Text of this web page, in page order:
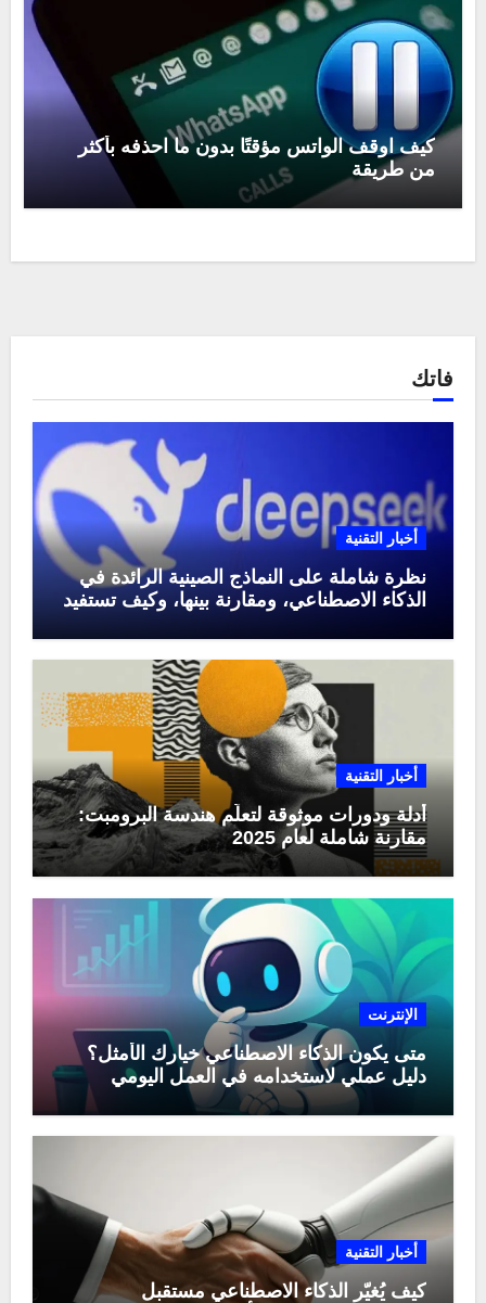
كيف اوقف الواتس مؤقتًا بدون ما احذفه بأكثر
من طريقة
فاتك
أخبار التقنية
نظرة شاملة على النماذج الصينية الرائدة في
الذكاء الاصطناعي، ومقارنة بينها، وكيف تستفيد
أخبار التقنية
أدلة ودورات موثوقة لتعلّم هندسة البرومبت:
مقارنة شاملة لعام 2025
الإنترنت
متى يكون الذكاء الاصطناعي خيارك الأمثل؟
دليل عملي لاستخدامه في العمل اليومي
أخبار التقنية
كيف يُغيّر الذكاء الاصطناعي مستقبل